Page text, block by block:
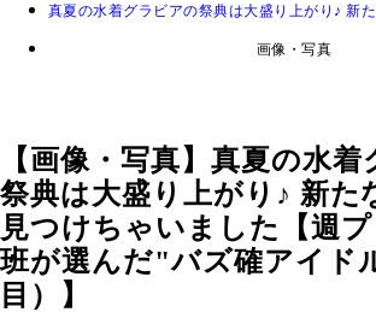
真夏の水着グラビアの祭典は大盛り上がり♪ 新
画像・写真
【画像・写真】真夏の水
祭典は大盛り上がり♪ 新た
見つけちゃいました【週
班が選んだ"バズ確アイド
目）】